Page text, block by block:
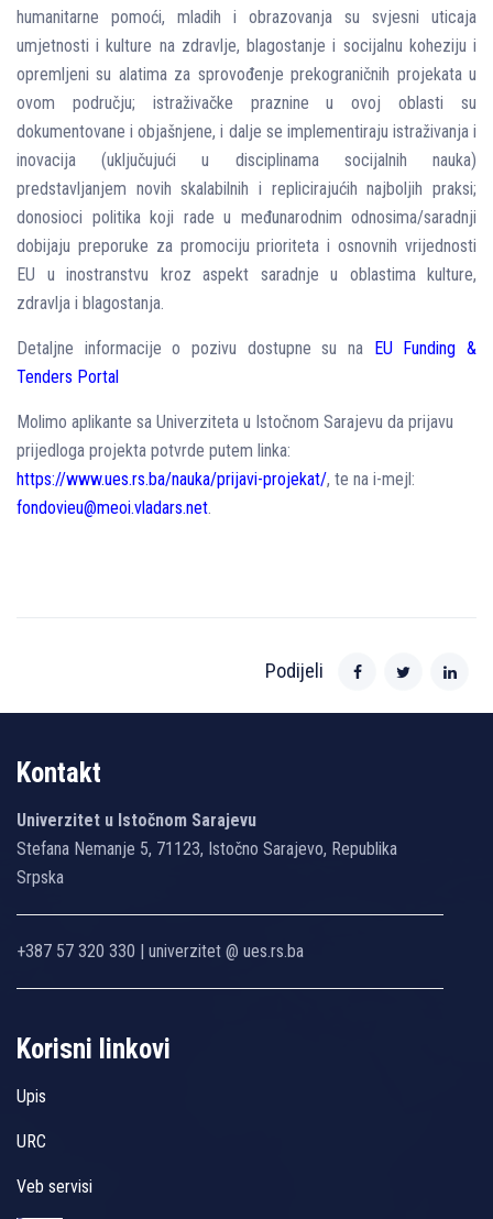
humanitarne pomoći, mladih i obrazovanja su svjesni uticaja
umjetnosti i kulture na zdravlјe, blagostanje i socijalnu koheziju i
opremlјeni su alatima za sprovođenje prekograničnih projekata u
ovom području; istraživačke praznine u ovoj oblasti su
dokumentovane i objašnjene, i dalјe se implementiraju istraživanja i
inovacija (uklјučujući u disciplinama socijalnih nauka)
predstavlјanjem novih skalabilnih i replicirajućih najbolјih praksi;
donosioci politika koji rade u međunarodnim odnosima/saradnji
dobijaju preporuke za promociju prioriteta i osnovnih vrijednosti
EU u inostranstvu kroz aspekt saradnje u oblastima kulture,
zdravlјa i blagostanja.
Detalјne informacije o pozivu dostupne su na EU Funding &
Tenders Portal
Molimo aplikante sa Univerziteta u Istočnom Sarajevu da prijavu
prijedloga projekta potvrde putem linka:
https://www.ues.rs.ba/nauka/prijavi-projekat/, te na i-mejl:
fondovieu@meoi.vladars.net.
Podijeli
Kontakt
Univerzitet u Istočnom Sarajevu
Stefana Nemanje 5, 71123, Istočno Sarajevo, Republika
Srpska
+387 57 320 330 | univerzitet @ ues.rs.ba
Korisni linkovi
Upis
URC
Veb servisi